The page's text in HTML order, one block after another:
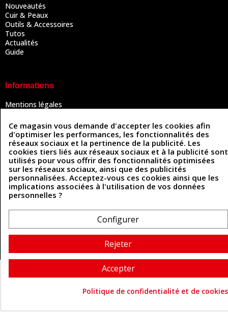
Nouveautés
Cuir & Peaux
Outils & Accessoires
Tutos
Actualités
Guide
Informations
Mentions légales
Politique de confidentialité
Politique des cookies
Contactez-nous
Coordonnées
493 Chemin de Catougnac
contact@cuirenstock.com
Cuirenstock © 2026 - Une création Quatrys 💙
Ce magasin vous demande d'accepter les cookies afin
d'optimiser les performances, les fonctionnalités des
réseaux sociaux et la pertinence de la publicité. Les
cookies tiers liés aux réseaux sociaux et à la publicité sont
utilisés pour vous offrir des fonctionnalités optimisées
sur les réseaux sociaux, ainsi que des publicités
personnalisées. Acceptez-vous ces cookies ainsi que les
implications associées à l'utilisation de vos données
personnelles ?
Configurer
Rejeter
Accepter
Politique de confidentialité et de cookies